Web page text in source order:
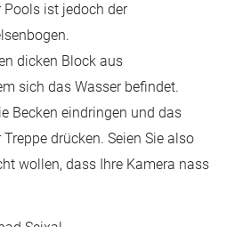
Pools ist jedoch der
dicken Block aus
sich das Wasser befindet.
Becken eindringen und das
drücken. Seien Sie also
wollen, dass Ihre Kamera nass